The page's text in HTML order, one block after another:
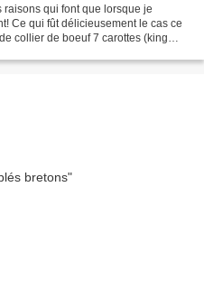
qui font que lorsque je
Ce qui fût délicieusement le cas ce
collier de boeuf 7 carottes (king